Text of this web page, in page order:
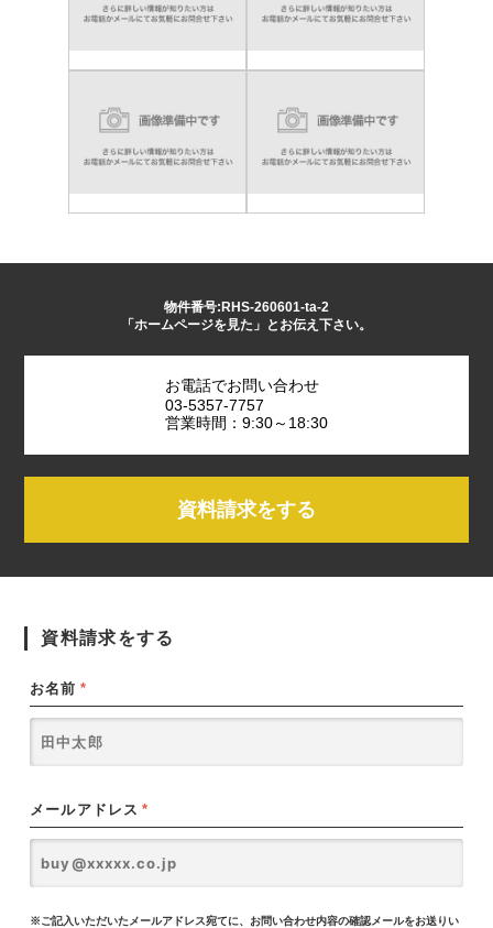
物件番号:RHS-260601-ta-2
「ホームページを見た」とお伝え下さい。
お電話でお問い合わせ
03-5357-7757
営業時間：9:30～18:30
資料請求をする
資料請求をする
お名前 *
メールアドレス *
※ご記入いただいたメールアドレス宛てに、お問い合わせ内容の確認メールをお送りい